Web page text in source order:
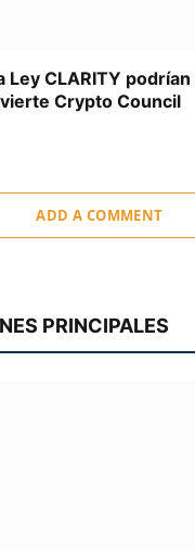
Ley CLARITY
Crypto Council
ADD A COMMENT
PRINCIPALES